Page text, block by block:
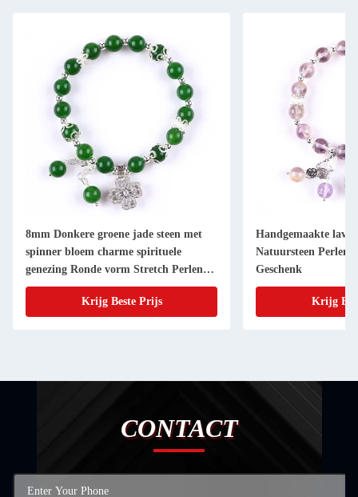
8mm Donkere groene jade steen met
spinner bloem charme spirituele
genezing Ronde vorm Stretch Perlen
Armband
Krijg Beste Prijs
Handgemaakte
Natuursteen Perlen
Geschenk
Krijg
CONTACT